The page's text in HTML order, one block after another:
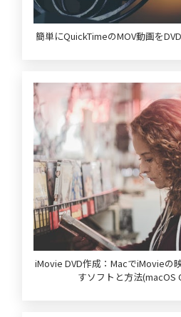
簡単にQuickTimeのMOV動画を
iMovie DVD作成：MacでiMovieの
すソフトと方法(macOS